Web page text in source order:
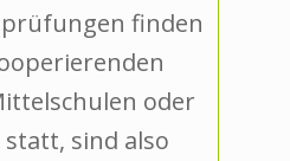
finden
oder
statt, sind also